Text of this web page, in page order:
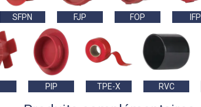
SFPN FJP FOP IFP
PIP TPE-X RVC